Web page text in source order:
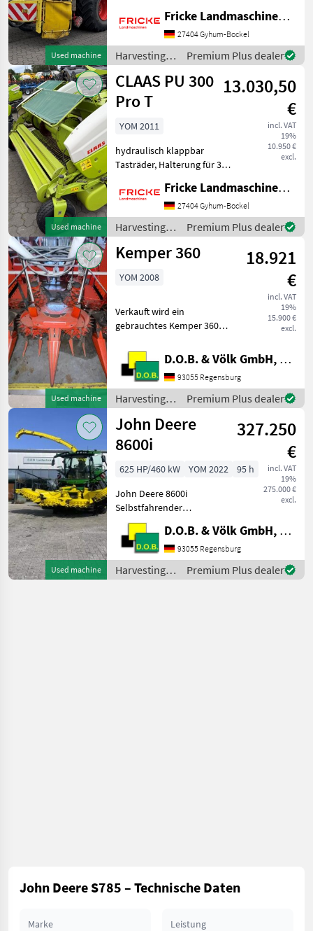
Marketplace
Dealer
offers
Classifieds
Used machine
Pendelrahmen,
Schaltgetriebe, Kemper 1
Rad Transportrad,
Schutzplane, Autopilot, V
Max 24 Messertromm
Fricke Landmaschinen GmbH
27404 Gyhum-Bockel
Harvesting
equipment
crop fields /
Claas
Premium Plus dealer
Used machine
CLAAS PU 300
Pro T
13.030,50
€
incl. VAT
19%
10.950 €
excl.
YOM 2011
hydraulisch klappbar
Tasträder, Halterung für 3.
Zinkenreihen,
Doppelrollenniederhalter
Harvesting equipment crop
fields Other harvesti
Fricke Landmaschinen GmbH
27404 Gyhum-Bockel
Harvesting
equipment
crop fields /
Premium Plus dealer
Used machine
Kemper 360
18.921
€
incl. VAT
19%
15.900 €
excl.
YOM 2008
Verkauft wird ein
gebrauchtes Kemper 360
New Holland FX
Feldhäcksler - guter
technische und optischer
Zustand - technisch wäre
ein Umbau auf
D.O.B. & Völk GmbH, Filiale Regensburg
93055 Regensburg
Harvesting
equipment
crop fields /
Kemper
Premium Plus dealer
Used machine
John Deere
8600i
327.250
€
incl. VAT
19%
275.000 €
excl.
625 HP/460 kW YOM 2022
95 h
John Deere 8600i
Selbstfahrender
Feldhäcksler * Einsatz nur
im Gras * Ersteinsatz und
Erstzulassung 2023 * 94
Motor-bh, 35 Trommel-bh
(Stand 04.2026) - "I"-
D.O.B. & Völk GmbH, Filiale Regensburg
93055 Regensburg
Harvesting
equipment
Premium Plus dealer
John Deere S785 – Technische Daten
Marke Leistung